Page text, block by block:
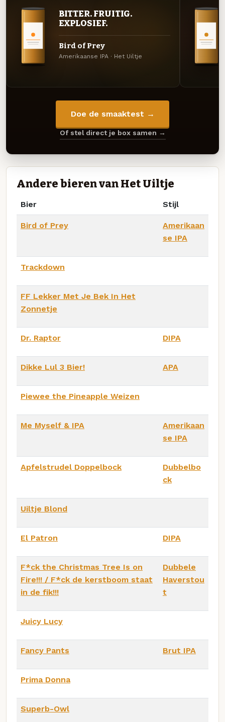
BITTER. FRUITIG.
EXPLOSIEF.
Bird of Prey
Amerikaanse IPA · Het Uiltje
Doe de smaaktest →
Of stel direct je box samen →
Andere bieren van Het Uiltje
Bier Stijl
Bird of Prey
Amerikaan
se IPA
Trackdown
FF Lekker Met Je Bek In Het
Zonnetje
Dr. Raptor DIPA
Dikke Lul 3 Bier! APA
Piewee the Pineapple Weizen
Me Myself & IPA
Amerikaan
se IPA
Apfelstrudel Doppelbock
Dubbelbo
ck
Uiltje Blond
El Patron DIPA
F*ck the Christmas Tree Is on
Fire!!! / F*ck de kerstboom staat
in de fik!!!
Dubbele
Haverstou
t
Juicy Lucy
Fancy Pants Brut IPA
Prima Donna
Superb-Owl